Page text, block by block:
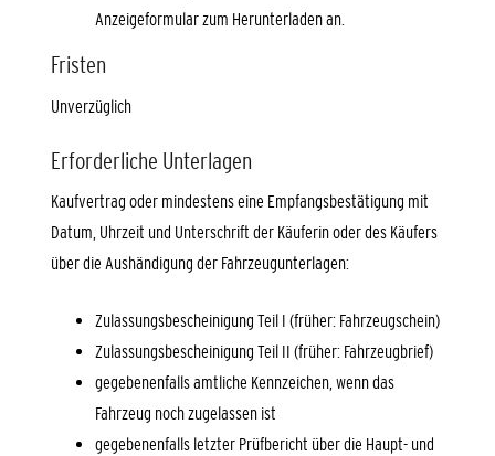
Anzeigeformular zum Herunterladen an.
Fristen
Unverzüglich
Erforderliche Unterlagen
Kaufvertrag oder mindestens eine Empfangsbestätigung mit
Datum, Uhrzeit und Unterschrift der Käuferin oder des Käufers
über die Aushändigung der Fahrzeugunterlagen:
Zulassungsbescheinigung Teil I (früher: Fahrzeugschein)
Zulassungsbescheinigung Teil II (früher: Fahrzeugbrief)
gegebenenfalls amtliche Kennzeichen, wenn das
Fahrzeug noch zugelassen ist
gegebenenfalls letzter Prüfbericht über die Haupt- und